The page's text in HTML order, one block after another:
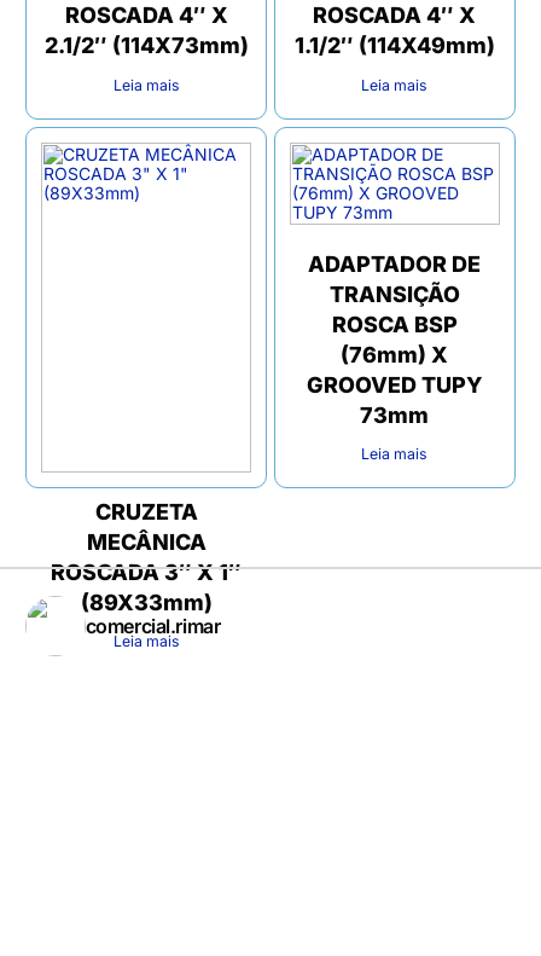
ROSCADA 4″ X
2.1/2″ (114X73mm)
Leia mais
ROSCADA 4″ X
1.1/2″ (114X49mm)
Leia mais
CRUZETA
MECÂNICA
ROSCADA 3″ X 1″
(89X33mm)
Leia mais
ADAPTADOR DE
TRANSIÇÃO
ROSCA BSP
(76mm) X
GROOVED TUPY
73mm
Leia mais
comercial.rimar